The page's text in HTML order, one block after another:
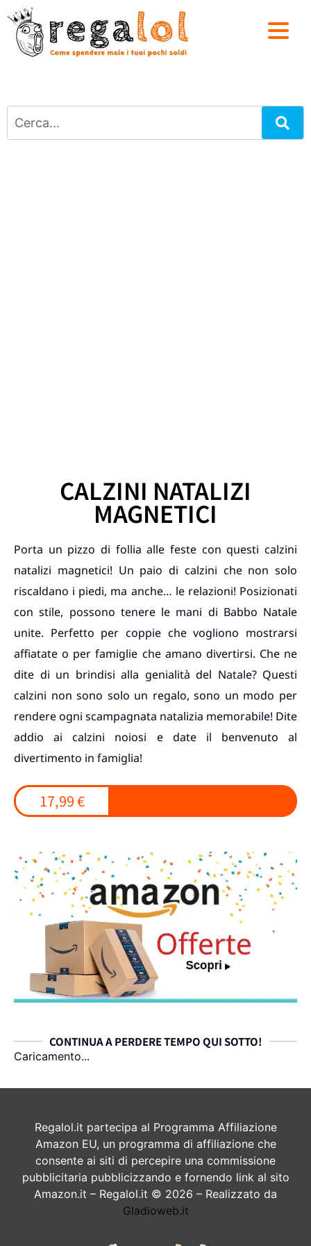
CALZINI NATALIZI
MAGNETICI
Porta un pizzo di follia alle feste con questi calzini
natalizi magnetici! Un paio di calzini che non solo
riscaldano i piedi, ma anche… le relazioni! Posizionati
con stile, possono tenere le mani di Babbo Natale
unite. Perfetto per coppie che vogliono mostrarsi
affiatate o per famiglie che amano divertirsi. Che ne
dite di un brindisi alla genialità del Natale? Questi
calzini non sono solo un regalo, sono un modo per
rendere ogni scampagnata natalizia memorabile! Dite
addio ai calzini noiosi e date il benvenuto al
divertimento in famiglia!
17,99 €
CONTINUA A PERDERE TEMPO QUI SOTTO!
Caricamento...
Regalol.it partecipa al Programma Affiliazione
Amazon EU, un programma di affiliazione che
consente ai siti di percepire una commissione
pubblicitaria pubblicizzando e fornendo link al sito
Amazon.it – Regalol.it © 2026 – Realizzato da
Gladioweb.it